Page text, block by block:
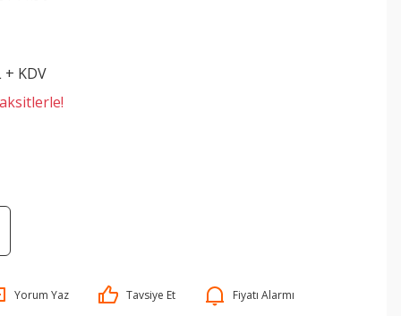
+ KDV
Yorum Yaz Tavsiye Et Fiyatı Alarmı